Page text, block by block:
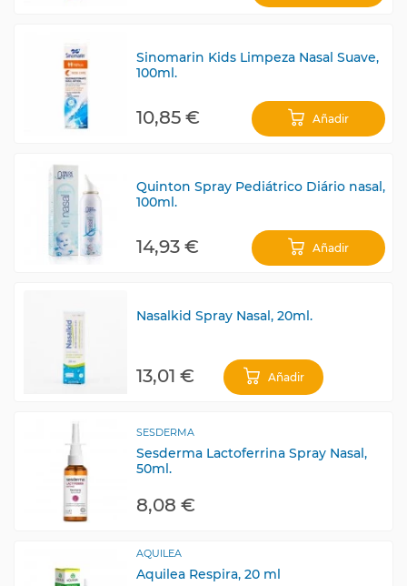
Sinomarin Kids Limpeza Nasal Suave,
100ml.
10,85 € Añadir
Quinton Spray Pediátrico Diário nasal,
100ml.
14,93 € Añadir
Nasalkid Spray Nasal, 20ml.
13,01 € Añadir
SESDERMA
Sesderma Lactoferrina Spray Nasal,
50ml.
8,08 €
AQUILEA
Aquilea Respira, 20 ml